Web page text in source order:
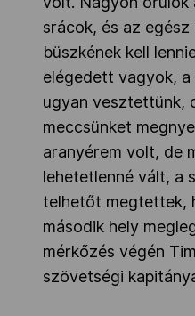
srácok, és az egész
büszkének kell
elégedett vagyok,
ugyan vesztettünk,
meccsünket
aranyérem volt, de
lehetetlenné vált, a
telhetőt megtettek,
második hely
mérkőzés végén
szövetségi